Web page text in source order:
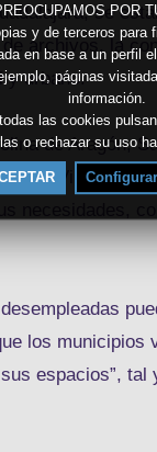
POR
y de terceros para
en base a un perfil
páginas
información.
las cookies
o rechazar su uso
se
archivos, la
y urbano.
de Aragón,
Villanueva
necesidades,
los municipios
espacios”, tal